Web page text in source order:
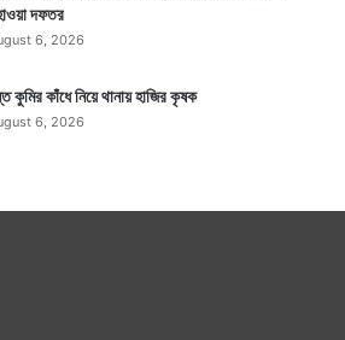
দফতর
6, 2026
কুমির কাঁধে নিয়ে থানায় হাজির কৃষক
6, 2026